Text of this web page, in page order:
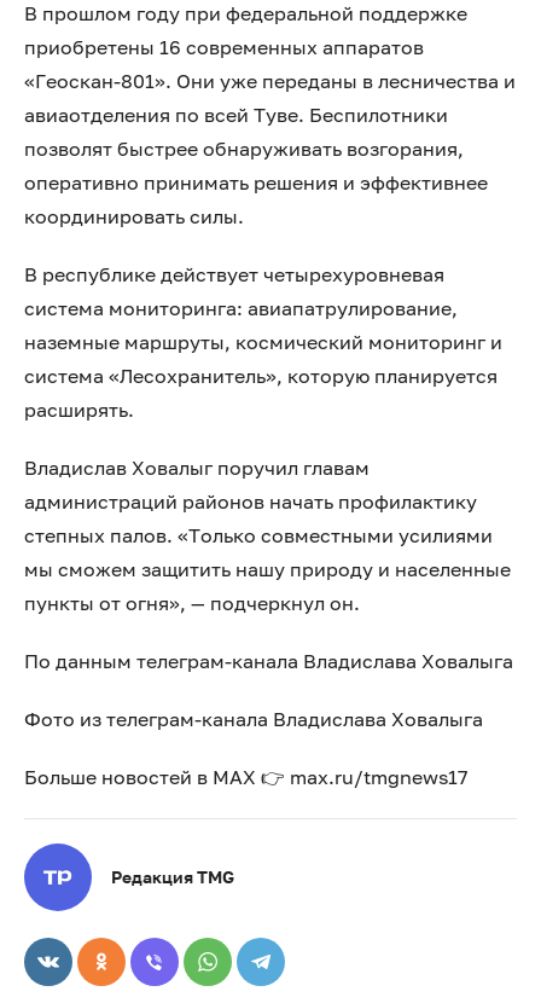
В прошлом году при федеральной поддержке
приобретены 16 современных аппаратов
«Геоскан-801». Они уже переданы в лесничества и
авиаотделения по всей Туве. Беспилотники
позволят быстрее обнаруживать возгорания,
оперативно принимать решения и эффективнее
координировать силы.
В республике действует четырехуровневая
система мониторинга: авиапатрулирование,
наземные маршруты, космический мониторинг и
система «Лесохранитель», которую планируется
расширять.
Владислав Ховалыг поручил главам
администраций районов начать профилактику
степных палов. «Только совместными усилиями
мы сможем защитить нашу природу и населенные
пункты от огня», — подчеркнул он.
По данным телеграм-канала Владислава Ховалыга
Фото из телеграм-канала Владислава Ховалыга
Больше новостей в МАХ 👉 max.ru/tmgnews17
Редакция TMG